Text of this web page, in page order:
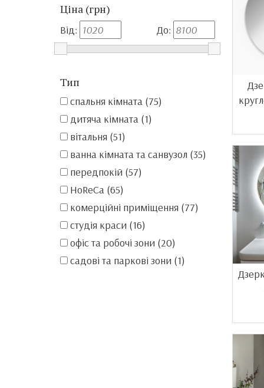
Ціна (грн)
Від: До:
Тип
спальня кімната (75)
дитяча кімната (1)
вітальня (51)
ванна кімната та санвузол (35)
передпокій (57)
HoReCa (65)
комерційні приміщення (77)
студія краси (16)
офіс та робочі зони (20)
садові та паркові зони (1)